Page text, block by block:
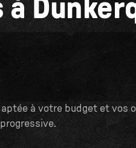
à votre budget et vos